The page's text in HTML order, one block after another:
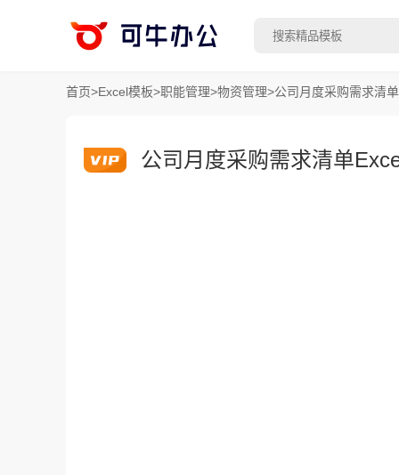
首页>Excel模板>职能管理>物资管理>公司月度采购需求清
公司月度采购需求清单